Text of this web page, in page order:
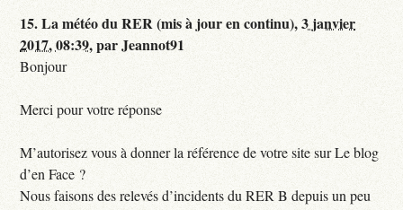
15.La météo du RER (mis à jour en continu),3 janvier
2017, 08:39,parJeannot91
Bonjour
Merci pour votre réponse
M’autorisez vous à donner la référence de votre site sur Le blog
d’en Face ?
Nous faisons des relevés d’incidents du RER B depuis un peu